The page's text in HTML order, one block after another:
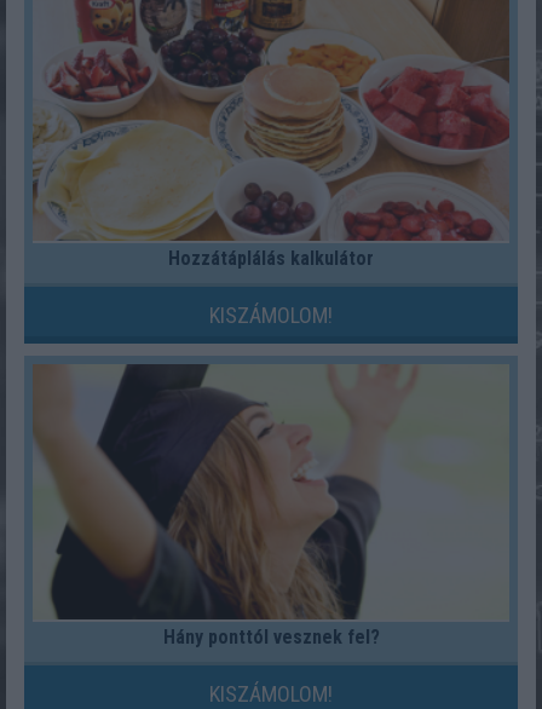
Hozzátáplálás kalkulátor
KISZÁMOLOM!
Hány ponttól vesznek fel?
KISZÁMOLOM!